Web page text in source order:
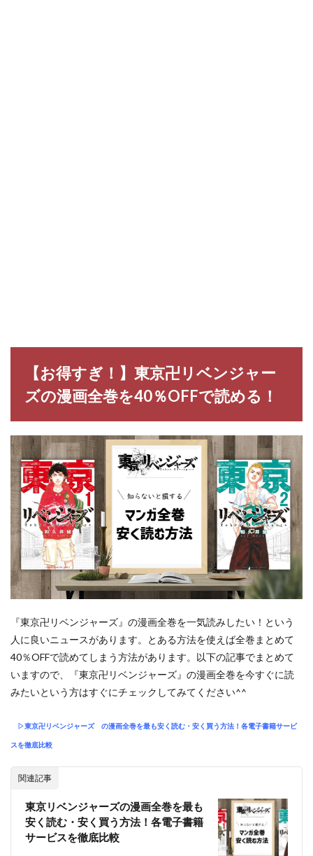
【お得すぎ！】東京卍リベンジャー
ズの漫画全巻を40％OFFで読める！
『東京卍リベンジャーズ』の漫画全巻を一気読みしたい！という
人に良いニュースがあります。とある方法を使えば全巻まとめて
40％OFFで読めてしまう方法があります。以下の記事でまとめて
いますので、『東京卍リベンジャーズ』の漫画全巻を今すぐに読
みたいという方はすぐにチェックしてみてください^^
▷東京卍リベンジャーズ の漫画全巻を最も安く読む・安く買う方法！各電子書籍サービ
スを徹底比較
関連記事
東京リベンジャーズの漫画全巻を最も
安く読む・安く買う方法！各電子書籍
サービスを徹底比較